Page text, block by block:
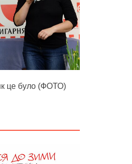
це було (ФОТО)